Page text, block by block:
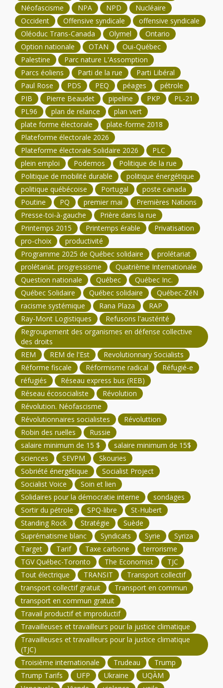
Néofascisme
NPA NPD
Nucléaire
Occident
Offensive syndicale
offensive syndicale
Oléoduc Trans-Canada
Olymel
Ontario
Option nationale
OTAN
Oui-Québec
Palestine
Parc nature L'Assomption
Parcs éoliens
Parti de la rue
Parti Libéral
Paul Rose
PDS PEQ péages
pétrole
PIB
Pierre Beaudet pipeline PKP
PL-21
PL96
plan de relance
plan vert
plate forme électorale
plate-forme 2018
Plateforme électorale 2026
Plateforme électorale Solidaire 2026
PLC
plein emploi
Podemos
Politique de la rue
Politique de mobilité durable
politique énergétique
politique québécoise
Portugal
poste canada
Poutine
PQ premier mai
Premières Nations
Presse-toi-à-gauche
Prière dans la rue
Printemps 2015
Printemps érable
Privatisation
pro-choix
productivité
Programme 2025 de Québec solidaire
prolétariat
prolétariat. progressisme
Quatrième Internationale
Question nationale
Québec
Québec Inc.
Québec Solidaire
Québec solidaire
Québec-ZéN
racisme systémique
Rana Plaza
RAP
Ray-Mont Logistiques
Refusons l'austérité
Regroupement des organismes en défense collective
des droits
REM
REM de l'Est
Revolutionnary Socialists
Réforme fiscale
Réformisme radical
Réfugié-e
réfugiés
Réseau express bus (REB)
Réseau écosocialiste
Révolution
Révolution. Néofascisme
Révolutionnaires socialistes
Révoluttion
Robin des ruelles
Russie
salaire minimum de 15 $
salaire minimum de 15$
sciences
SEVPM
Skouries
Sobriété énergétique
Socialist Project
Socialist Voice
Soin et lien
Solidaires pour la démocratie interne
sondages
Sortir du pétrole
SPQ-libre
St-Hubert
Standing Rock
Stratégie
Suède
Suprématisme blanc
Syndicats Syrie
Syriza
Target
Tarif Taxe carbone
terrorisme
TGV Québec-Toronto
The Economist
TJC
Tout électrique
TRANSIT
Transport collectif
transport collectif gratuit
Transport en commun
transport en commun gratuit
Travail productif et improductif
Travailleuses et travailleurs pour la justice climatique
Travailleuses et travailleurs pour la justice climatique
(TJC)
Troisième internationale
Trudeau
Trump
Trump Tarifs
UFP Ukraine
UQÀM